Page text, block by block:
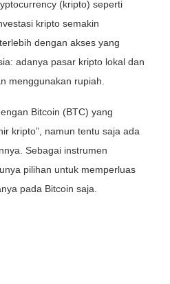
(kripto) seperti
kripto semakin
dengan akses yang
adanya pasar kripto lokal dan
menggunakan rupiah.
Bitcoin (BTC) yang
kripto”, namun tentu saja ada
Sebagai instrumen
pilihan untuk memperluas
pada Bitcoin saja.